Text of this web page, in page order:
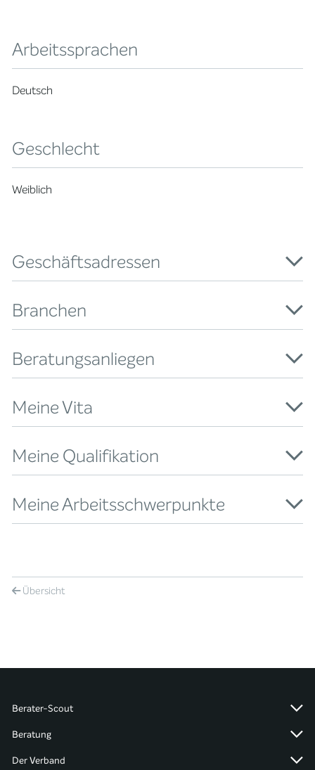
Arbeitssprachen
Deutsch
Geschlecht
Weiblich
Geschäftsadressen
Branchen
Beratungsanliegen
Meine Vita
Meine Qualifikation
Meine Arbeitsschwerpunkte
Übersicht
Berater-Scout
Beratung
Der Verband